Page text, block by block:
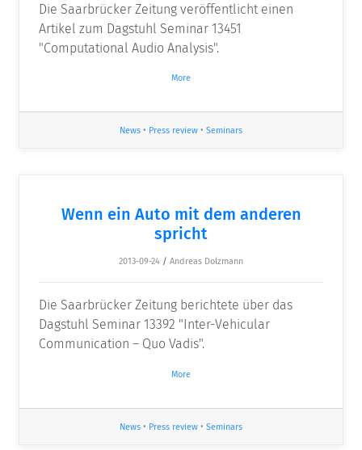
Die Saarbrücker Zeitung veröffentlicht einen
Artikel zum Dagstuhl Seminar 13451
"Computational Audio Analysis".
More
News • Press review • Seminars
Wenn ein Auto mit dem anderen
spricht
2013-09-24 / Andreas Dolzmann
Die Saarbrücker Zeitung berichtete über das
Dagstuhl Seminar 13392 "Inter-Vehicular
Communication – Quo Vadis".
More
News • Press review • Seminars